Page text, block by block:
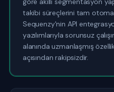
takibi süreçlerini tam
Sequenzy'nin API
yazılımlarıyla sorunsuz
alanında uzmanlaşmış
açısından rakipsizdir.